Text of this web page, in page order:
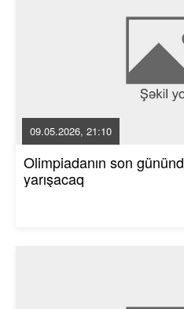
09.05.2026, 21:10
Olimpiadanın son
yarışacaq